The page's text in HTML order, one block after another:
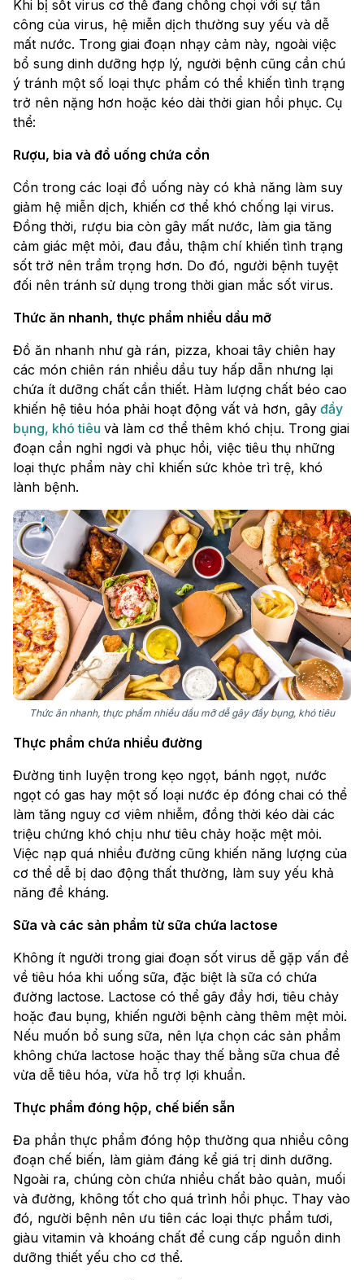
Khi bị sốt virus cơ thể đang chống chọi với sự tấn
công của virus, hệ miễn dịch thường suy yếu và dễ
mất nước. Trong giai đoạn nhạy cảm này, ngoài việc
bổ sung dinh dưỡng hợp lý, người bệnh cũng cần chú
ý tránh một số loại thực phẩm có thể khiến tình trạng
trở nên nặng hơn hoặc kéo dài thời gian hồi phục. Cụ
thể:
Rượu, bia và đồ uống chứa cồn
Cồn trong các loại đồ uống này có khả năng làm suy
giảm hệ miễn dịch, khiến cơ thể khó chống lại virus.
Đồng thời, rượu bia còn gây mất nước, làm gia tăng
cảm giác mệt mỏi, đau đầu, thậm chí khiến tình trạng
sốt trở nên trầm trọng hơn. Do đó, người bệnh tuyệt
đối nên tránh sử dụng trong thời gian mắc sốt virus.
Thức ăn nhanh, thực phẩm nhiều dầu mỡ
Đồ ăn nhanh như gà rán, pizza, khoai tây chiên hay
các món chiên rán nhiều dầu tuy hấp dẫn nhưng lại
chứa ít dưỡng chất cần thiết. Hàm lượng chất béo cao
khiến hệ tiêu hóa phải hoạt động vất vả hơn, gây đầy
bụng, khó tiêu và làm cơ thể thêm khó chịu. Trong giai
đoạn cần nghỉ ngơi và phục hồi, việc tiêu thụ những
loại thực phẩm này chỉ khiến sức khỏe trì trệ, khó
lành bệnh.
Thức ăn nhanh, thực phẩm nhiều dầu mỡ dễ gây đầy bụng, khó tiêu
Thực phẩm chứa nhiều đường
Đường tinh luyện trong kẹo ngọt, bánh ngọt, nước
ngọt có gas hay một số loại nước ép đóng chai có thể
làm tăng nguy cơ viêm nhiễm, đồng thời kéo dài các
triệu chứng khó chịu như tiêu chảy hoặc mệt mỏi.
Việc nạp quá nhiều đường cũng khiến năng lượng của
cơ thể dễ bị dao động thất thường, làm suy yếu khả
năng đề kháng.
Sữa và các sản phẩm từ sữa chứa lactose
Không ít người trong giai đoạn sốt virus dễ gặp vấn đề
về tiêu hóa khi uống sữa, đặc biệt là sữa có chứa
đường lactose. Lactose có thể gây đầy hơi, tiêu chảy
hoặc đau bụng, khiến người bệnh càng thêm mệt mỏi.
Nếu muốn bổ sung sữa, nên lựa chọn các sản phẩm
không chứa lactose hoặc thay thế bằng sữa chua để
vừa dễ tiêu hóa, vừa hỗ trợ lợi khuẩn.
Thực phẩm đóng hộp, chế biến sẵn
Đa phần thực phẩm đóng hộp thường qua nhiều công
đoạn chế biến, làm giảm đáng kể giá trị dinh dưỡng.
Ngoài ra, chúng còn chứa nhiều chất bảo quản, muối
và đường, không tốt cho quá trình hồi phục. Thay vào
đó, người bệnh nên ưu tiên các loại thực phẩm tươi,
giàu vitamin và khoáng chất để cung cấp nguồn dinh
dưỡng thiết yếu cho cơ thể.